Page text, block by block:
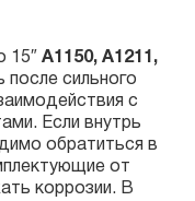
15″ А1150, А1211,
сильного
с
Если внутрь
обратиться в
от
коррозии. В